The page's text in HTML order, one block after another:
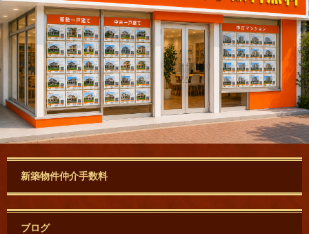
新築物件仲介手数料
ブログ